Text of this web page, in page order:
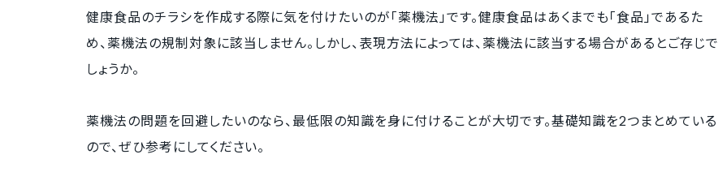
健康食品のチラシを作成する際に気を付けたいのが「薬機法」です。健康食品はあくまでも「食品」であるた
め、薬機法の規制対象に該当しません。しかし、表現方法によっては、薬機法に該当する場合があるとご存じで
しょうか。
薬機法の問題を回避したいのなら、最低限の知識を身に付けることが大切です。基礎知識を2つまとめている
ので、ぜひ参考にしてください。